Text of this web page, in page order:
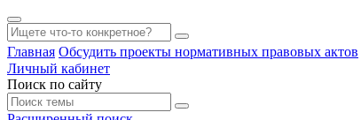
Главная Обсудить проекты нормативных правовых актов
Личный кабинет
Поиск по сайту